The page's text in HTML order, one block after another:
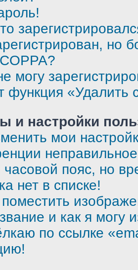
но
могу
функция «Удалить
и настройки
мои
пояс, но
нет в списке!
поместить
и как я могу
по ссылке